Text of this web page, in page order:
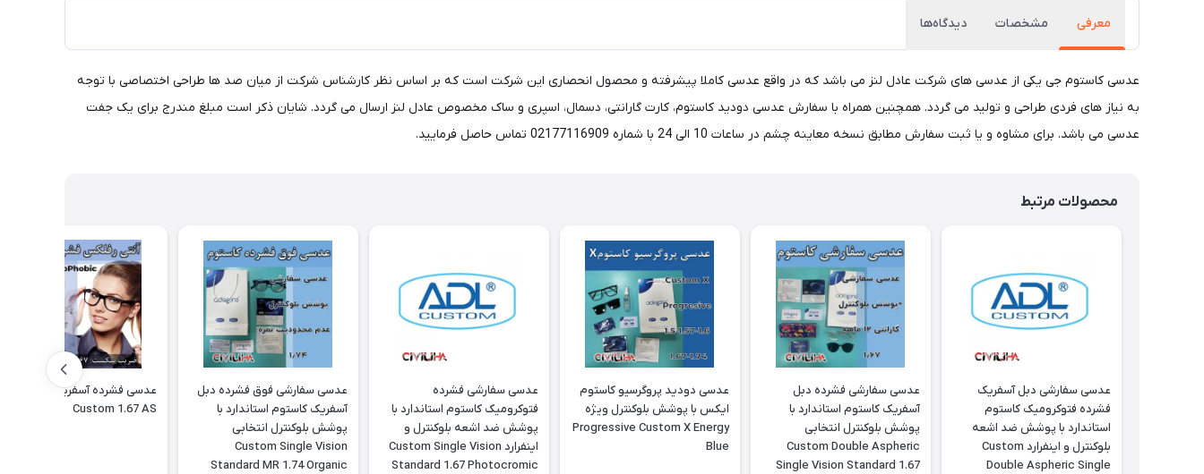
معرفی مشخصات دیدگاه‌ها
عدسی کاستوم جی یکی از عدسی های شرکت عادل لنز می باشد که در واقع عدسی کاملا پیشرفته و محصول انحصاری این شرکت است که بر اساس نظر کارشناس شرکت از میان صد ها طراحی اختصاصی با توجه
به نیاز های فردی طراحی و تولید می گردد. همچنین همراه با سفارش عدسی دودید کاستوم، کارت گارانتی، دسمال، اسپری و ساک مخصوص عادل لنز ارسال می گردد. شایان ذکر است مبلغ مندرج برای یک جفت
عدسی می باشد. برای مشاوه و یا ثبت سفارش مطابق نسخه معاینه چشم در ساعات 10 الی 24 با شماره 02177116909 تماس حاصل فرمایید.
محصولات مرتبط
عدسی سفارشی دبل آسفریک
فشرده فتوکرومیک کاستوم
استاندارد با پوشش ضد اشعه
بلوکنترل و اینفرارد Custom
Double Aspheric Single
عدسی سفارشی فشرده دبل
آسفریک کاستوم استاندارد با
پوشش بلوکنترل انتخابی
Custom Double Aspheric
Single Vision Standard 1.67
عدسی دودید پروگرسیو کاستوم
ایکس با پوشش بلوکنترل ویژه
Progressive Custom X Energy
Blue
عدسی سفارشی فشرده
فتوکرومیک کاستوم استاندارد با
پوشش ضد اشعه بلوکنترل و
اینفرارد Custom Single Vision
Standard 1.67 Photocromic
عدسی سفارشی فوق فشرده دبل
آسفریک کاستوم استاندارد با
پوشش بلوکنترل انتخابی
Custom Single Vision
Standard MR 1.74 Organic
عدسی فشرده آسفریک کاستوم
Custom 1.67 AS